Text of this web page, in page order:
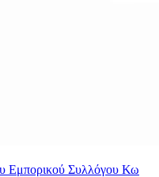
Εμπορικού Συλλόγου Κω